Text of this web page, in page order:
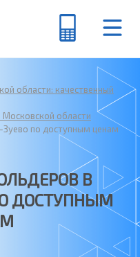
области: качественный
области
по доступным ценам
В
ДОСТУПНЫМ